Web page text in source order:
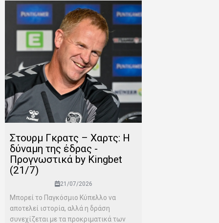
Στουρμ Γκρατς – Χαρτς: Η
δύναμη της έδρας -
Προγνωστικά by Kingbet
(21/7)
21/07/2026
Μπορεί το Παγκόσμιο Κύπελλο να
αποτελεί ιστορία, αλλά η δράση
συνεχίζεται με τα προκριματικά των